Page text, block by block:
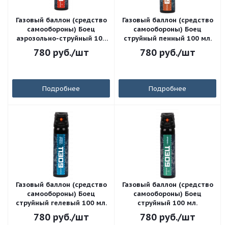
Газовый баллон (средство
самообороны) Боец
аэрозольно-струйный 100
мл
780руб./шт
Подробнее
Газовый баллон (средство
самообороны) Боец
струйный пенный 100 мл.
780руб./шт
Подробнее
Газовый баллон (средство
самообороны) Боец
струйный гелевый 100 мл.
780руб./шт
Газовый баллон (средство
самообороны) Боец
струйный 100 мл.
780руб./шт